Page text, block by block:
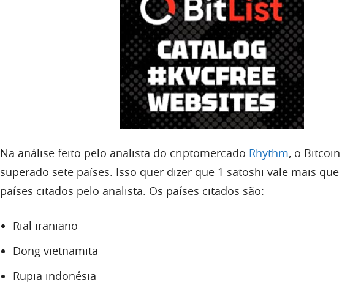
Na análise feito pelo analista do criptomercado Rhythm, o
superado sete países. Isso quer dizer que 1 satoshi vale mais
países citados pelo analista. Os países citados são:
Rial iraniano
Dong vietnamita
Rupia indonésia